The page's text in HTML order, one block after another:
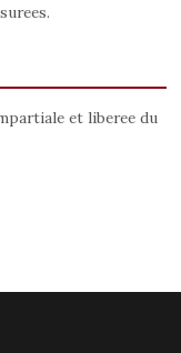
et liberee du